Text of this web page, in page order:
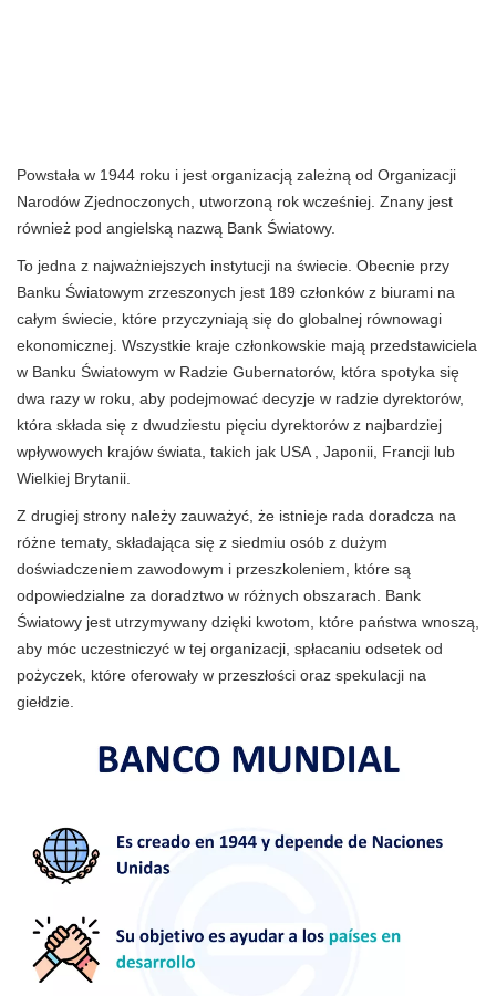
Powstała w 1944 roku i jest organizacją zależną od Organizacji
Narodów Zjednoczonych, utworzoną rok wcześniej. Znany jest
również pod angielską nazwą Bank Światowy.
To jedna z najważniejszych instytucji na świecie. Obecnie przy
Banku Światowym zrzeszonych jest 189 członków z biurami na
całym świecie, które przyczyniają się do globalnej równowagi
ekonomicznej. Wszystkie kraje członkowskie mają przedstawiciela
w Banku Światowym w Radzie Gubernatorów, która spotyka się
dwa razy w roku, aby podejmować decyzje w radzie dyrektorów,
która składa się z dwudziestu pięciu dyrektorów z najbardziej
wpływowych krajów świata, takich jak USA , Japonii, Francji lub
Wielkiej Brytanii.
Z drugiej strony należy zauważyć, że istnieje rada doradcza na
różne tematy, składająca się z siedmiu osób z dużym
doświadczeniem zawodowym i przeszkoleniem, które są
odpowiedzialne za doradztwo w różnych obszarach. Bank
Światowy jest utrzymywany dzięki kwotom, które państwa wnoszą,
aby móc uczestniczyć w tej organizacji, spłacaniu odsetek od
pożyczek, które oferowały w przeszłości oraz spekulacji na
giełdzie.